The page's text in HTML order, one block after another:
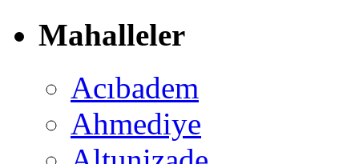
Mahalleler
Acıbadem
Ahmediye